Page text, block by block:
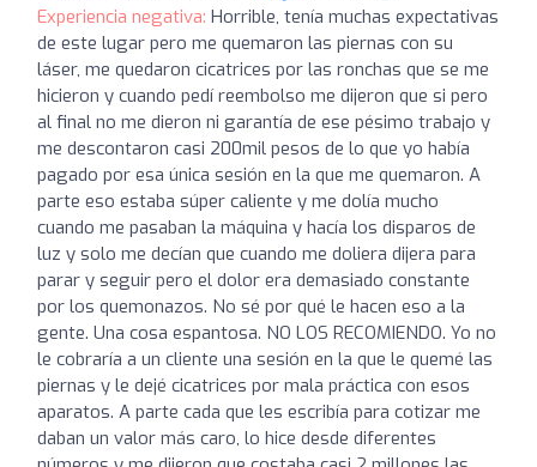
Experiencia negativa: Horrible, tenía muchas expectativas
de este lugar pero me quemaron las piernas con su
láser, me quedaron cicatrices por las ronchas que se me
hicieron y cuando pedí reembolso me dijeron que si pero
al final no me dieron ni garantía de ese pésimo trabajo y
me descontaron casi 200mil pesos de lo que yo había
pagado por esa única sesión en la que me quemaron. A
parte eso estaba súper caliente y me dolía mucho
cuando me pasaban la máquina y hacía los disparos de
luz y solo me decían que cuando me doliera dijera para
parar y seguir pero el dolor era demasiado constante
por los quemonazos. No sé por qué le hacen eso a la
gente. Una cosa espantosa. NO LOS RECOMIENDO. Yo no
le cobraría a un cliente una sesión en la que le quemé las
piernas y le dejé cicatrices por mala práctica con esos
aparatos. A parte cada que les escribía para cotizar me
daban un valor más caro, lo hice desde diferentes